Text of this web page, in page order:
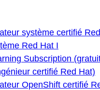
système certifié
Red Hat I
Subscription
certifié Red Hat)
OpenShift certifié